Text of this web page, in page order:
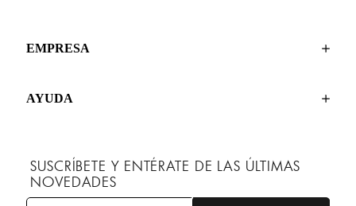
EMPRESA
AYUDA
SUSCRÍBETE Y ENTÉRATE DE LAS ÚLTIMAS
NOVEDADES